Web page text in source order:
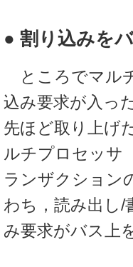
● 割り込みを
ところでマル
込み要求が入っ
先ほど取り上げ
ルチプロセッサ
ランザクション
わち，読み出し/
み要求がバス上